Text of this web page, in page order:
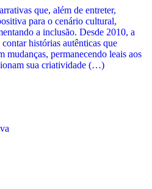
que, além de entreter,
para o cenário cultural,
a inclusão. Desde 2010, a
histórias autênticas que
mudanças, permanecendo leais aos
sua criatividade (…)